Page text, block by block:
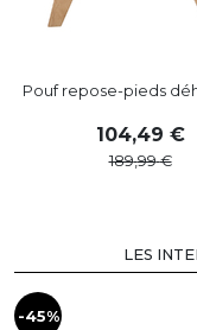
Pouf repose-pieds
104,49
189,99
LES
-45%